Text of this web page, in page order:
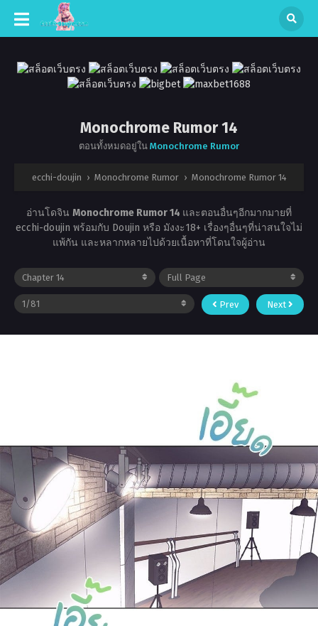
Monochrome Rumor 14
ตอนทั้งหมดอยู่ใน Monochrome Rumor
ecchi-doujin › Monochrome Rumor › Monochrome Rumor 14
อ่านโดจิน Monochrome Rumor 14 และตอนอื่นๆอีกมากมายที่
ecchi-doujin พร้อมกับ Doujin หรือ มังงะ18+ เรื่องๆอื่นๆที่น่าสนใจไม่
แพ้กัน และหลากหลายไปด้วยเนื้อหาที่โดนใจผู้อ่าน
Prev Next